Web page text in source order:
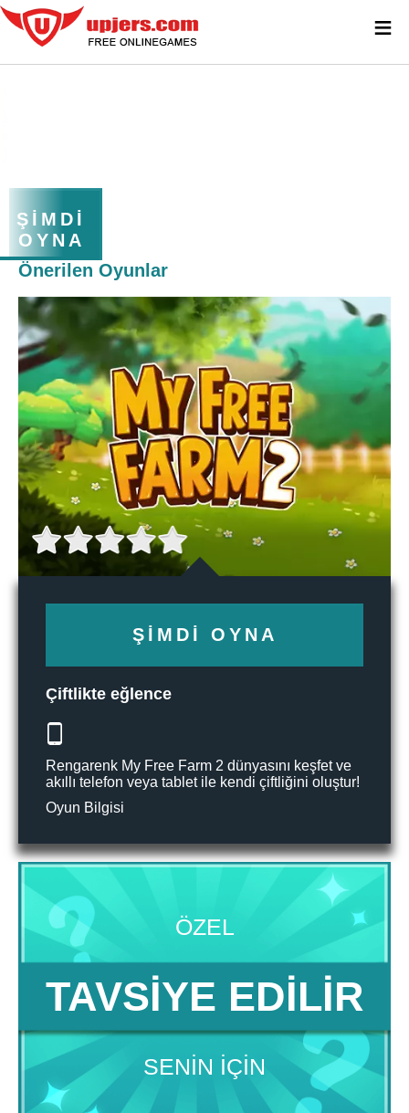
ŞIMDI
OYNA
Önerilen Oyunlar
ŞIMDI OYNA
Çiftlikte eğlence
Rengarenk My Free Farm 2 dünyasını keşfet ve
akıllı telefon veya tablet ile kendi çiftliğini oluştur!
Oyun Bilgisi
ÖZEL
TAVSIYE EDILIR
SENIN IÇIN
≡